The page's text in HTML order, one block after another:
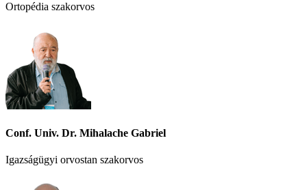
Ortopédia szakorvos
Conf. Univ. Dr. Mihalache Gabriel
Igazságügyi orvostan szakorvos